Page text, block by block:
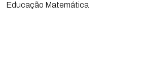
Educação Matemática